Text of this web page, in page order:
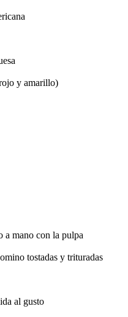
y amarillo)
a mano con la pulpa
tostadas y trituradas
al gusto